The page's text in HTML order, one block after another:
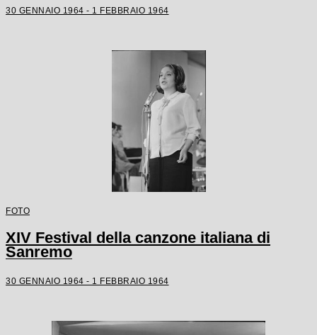
30 GENNAIO 1964 - 1 FEBBRAIO 1964
FOTO
XIV Festival della canzone italiana di
Sanremo
30 GENNAIO 1964 - 1 FEBBRAIO 1964